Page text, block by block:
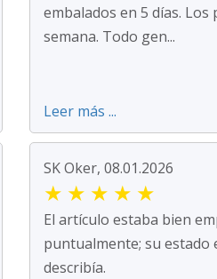
embalados en 5 días. Los
semana. Todo gen...
Leer más ...
SK Oker, 08.01.2026
★ ★ ★ ★ ★
El artículo estaba bien
puntualmente; su estado
describía.